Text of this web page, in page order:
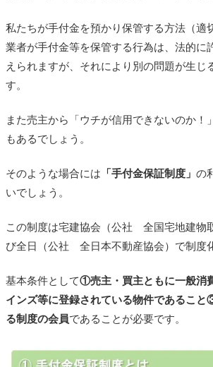
私たちが手付金を預かり保管する方法（適
業者が手付金等を保管する行為は、法的に
えられますが、それにより別の問題が生じ
す。
また売主から「ウチが信用できないのか！
もあるでしょう。
そのような場合には 「手付金保証制度」 の
いでしょう。
この制度は宅建協会（公社 全国宅地建物
び全日（公社 全日本不動産協会）で制度
基本条件として①売主・買主ともに一般消
インズ等に登録されている物件であるこ
る制度の会員であることが必要です。